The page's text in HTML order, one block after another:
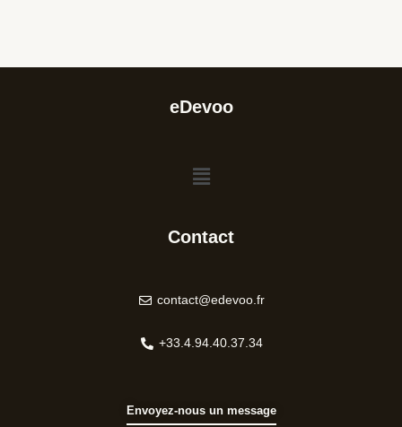
eDevoo
Menu
Contact
contact@edevoo.fr
+33.4.94.40.37.34
Envoyez-nous un message